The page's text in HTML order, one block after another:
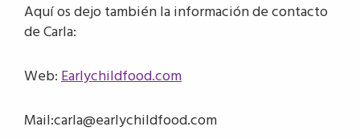
Aquí os dejo también la información de contacto
de Carla:
Web:Earlychildfood.com
Mail:carla@earlychildfood.com